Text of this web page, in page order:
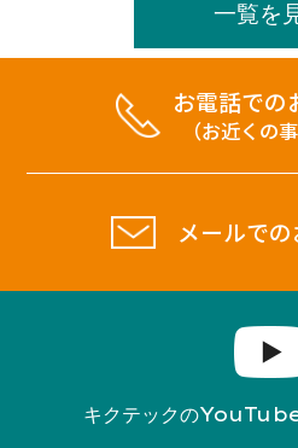
一覧を
お電話での
（お近くの
メールで
キクテックの